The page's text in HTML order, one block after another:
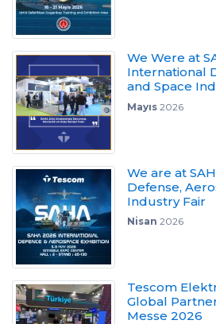
We Were at
International
and Space
Mayıs2026
We are at
Defense,
Industry Fair
Nisan 2026
Tescom
Global
Messe 2026